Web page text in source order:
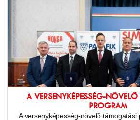
A VERSENYKÉPESSÉG-
PROGRAM
A versenyképesség-növelő támogatási